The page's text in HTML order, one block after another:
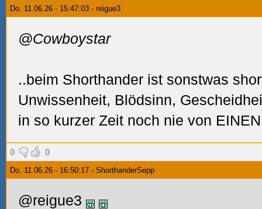
Do. 11.06.26 - 15:47:03 - reigue3
@Cowboystar
..beim Shorthander ist sonstwas
Unwissenheit, Blödsinn,
in so kurzer Zeit noch nie von
0 0
Do. 11.06.26 - 16:50:17 - ShorthanderSepp
@reigue3